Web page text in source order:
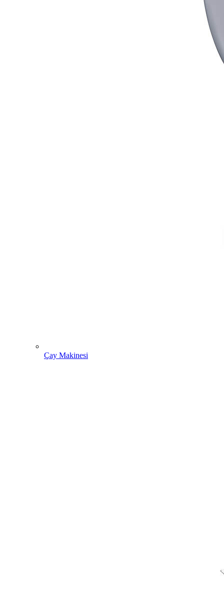
Çay Makinesi